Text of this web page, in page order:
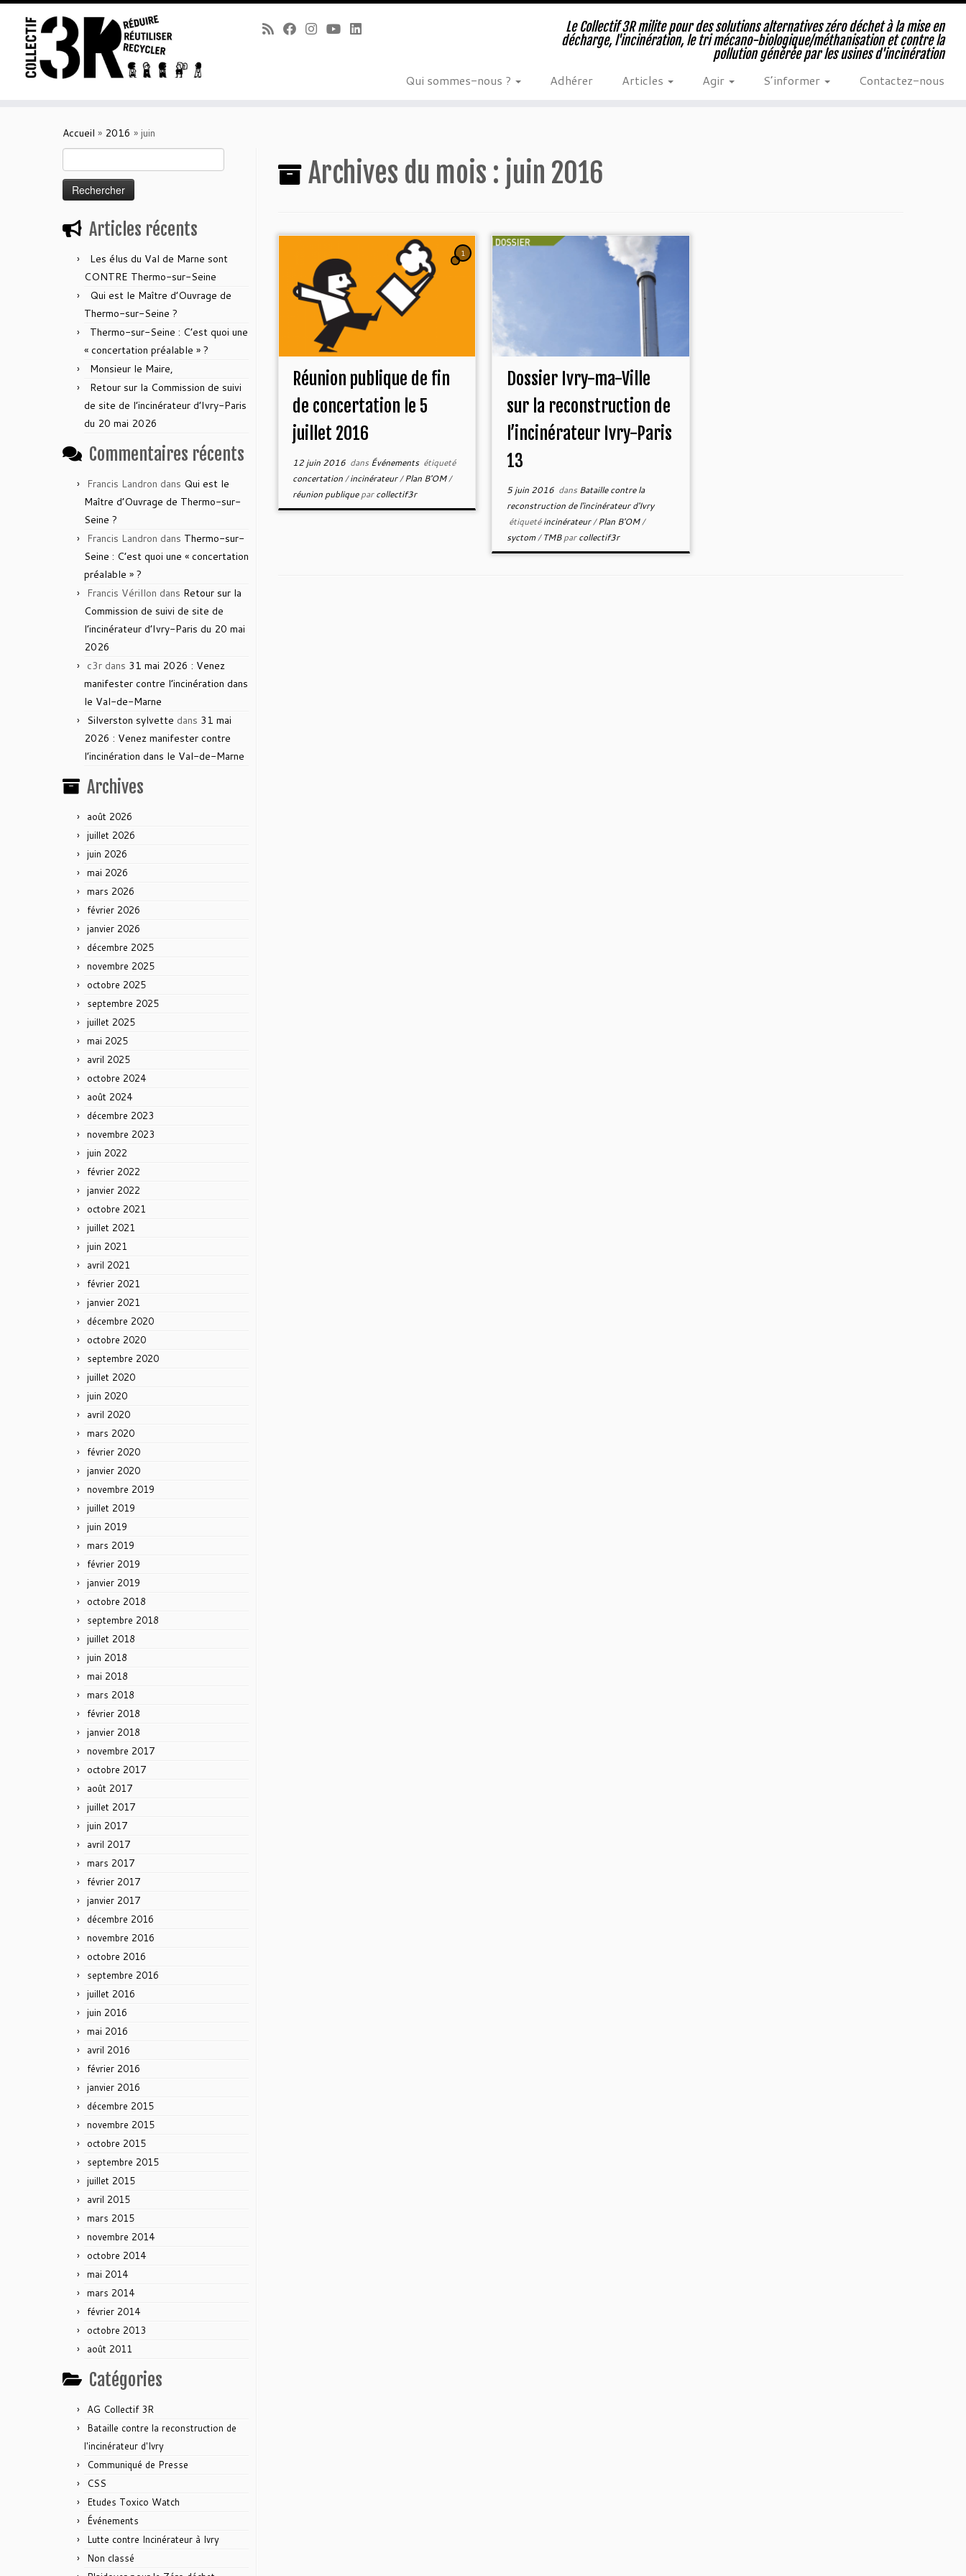
Le Collectif 3R milite pour des solutions alternatives zéro déchet à la mise en
décharge, l'incinération, le tri mécano-biologique/méthanisation et contre la
pollution générée par les usines d'incinération
Qui sommes-nous ? Adhérer Articles Agir S’informer Contactez-nous
Accueil » 2016 » juin
Articles récents
Les élus du Val de Marne sont
CONTRE Thermo-sur-Seine
Qui est le Maître d’Ouvrage de
Thermo-sur-Seine ?
Thermo-sur-Seine : C’est quoi une
« concertation préalable » ?
Monsieur le Maire,
Retour sur la Commission de suivi
de site de l’incinérateur d’Ivry-Paris
du 20 mai 2026
Commentaires récents
Francis Landron dans Qui est le
Maître d’Ouvrage de Thermo-sur-
Seine ?
Francis Landron dans Thermo-sur-
Seine : C’est quoi une « concertation
préalable » ?
Francis Vérillon dans Retour sur la
Commission de suivi de site de
l’incinérateur d’Ivry-Paris du 20 mai
2026
c3r dans 31 mai 2026 : Venez
manifester contre l’incinération dans
le Val-de-Marne
Silverston sylvette dans 31 mai
2026 : Venez manifester contre
l’incinération dans le Val-de-Marne
Archives
août 2026
juillet 2026
juin 2026
mai 2026
mars 2026
février 2026
janvier 2026
décembre 2025
novembre 2025
octobre 2025
septembre 2025
juillet 2025
mai 2025
avril 2025
octobre 2024
août 2024
décembre 2023
novembre 2023
juin 2022
février 2022
janvier 2022
octobre 2021
juillet 2021
juin 2021
avril 2021
février 2021
janvier 2021
décembre 2020
octobre 2020
septembre 2020
juillet 2020
juin 2020
avril 2020
mars 2020
février 2020
janvier 2020
novembre 2019
juillet 2019
juin 2019
mars 2019
février 2019
janvier 2019
octobre 2018
septembre 2018
juillet 2018
juin 2018
mai 2018
mars 2018
février 2018
janvier 2018
novembre 2017
octobre 2017
août 2017
juillet 2017
juin 2017
avril 2017
mars 2017
février 2017
janvier 2017
décembre 2016
novembre 2016
octobre 2016
septembre 2016
juillet 2016
juin 2016
mai 2016
avril 2016
février 2016
janvier 2016
décembre 2015
novembre 2015
octobre 2015
septembre 2015
juillet 2015
avril 2015
mars 2015
novembre 2014
octobre 2014
mai 2014
mars 2014
février 2014
octobre 2013
août 2011
Catégories
AG Collectif 3R
Bataille contre la reconstruction de
l'incinérateur d'Ivry
Communiqué de Presse
CSS
Etudes Toxico Watch
Événements
Lutte contre Incinérateur à Ivry
Non classé
Archives du mois : juin 2016
1
Réunion publique de fin
de concertation le 5
juillet 2016
12 juin 2016 dans Événements étiqueté
concertation/incinérateur/Plan B'OM/
réunion publiqueparcollectif3r
Dossier Ivry-ma-Ville
sur la reconstruction de
l’incinérateur Ivry-Paris
13
5 juin 2016dans Bataille contre la
reconstruction de l'incinérateur d'Ivry
étiquetéincinérateur/Plan B'OM/
syctom/TMBparcollectif3r